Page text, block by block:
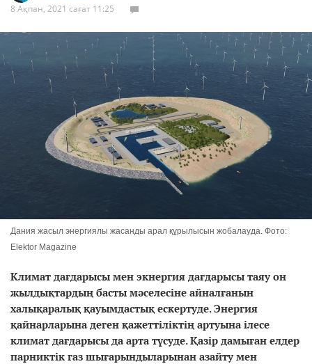
8 Ақпан, 2021 сағат 11:25
Дания жасыл энергиялы жасанды арал құрылысын жобалауда. Фото:
Elektor Magazine
Климат дағдарысы мен экнергия дағдарысы таяу он
жылдықтардың басты мәселесіне айналғанын
халықаралық қауымдастық ескертуде. Энергия
қайнарларына деген қажеттіліктің артуына ілесе
климат дағдарысы да арта түсуде. Қазір дамыған елдер
парниктік газ шығарындыларынан азайту мен